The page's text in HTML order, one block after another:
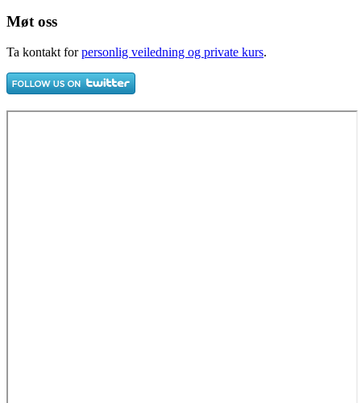
Møt oss
Ta kontakt forpersonlig veiledning og private kurs.